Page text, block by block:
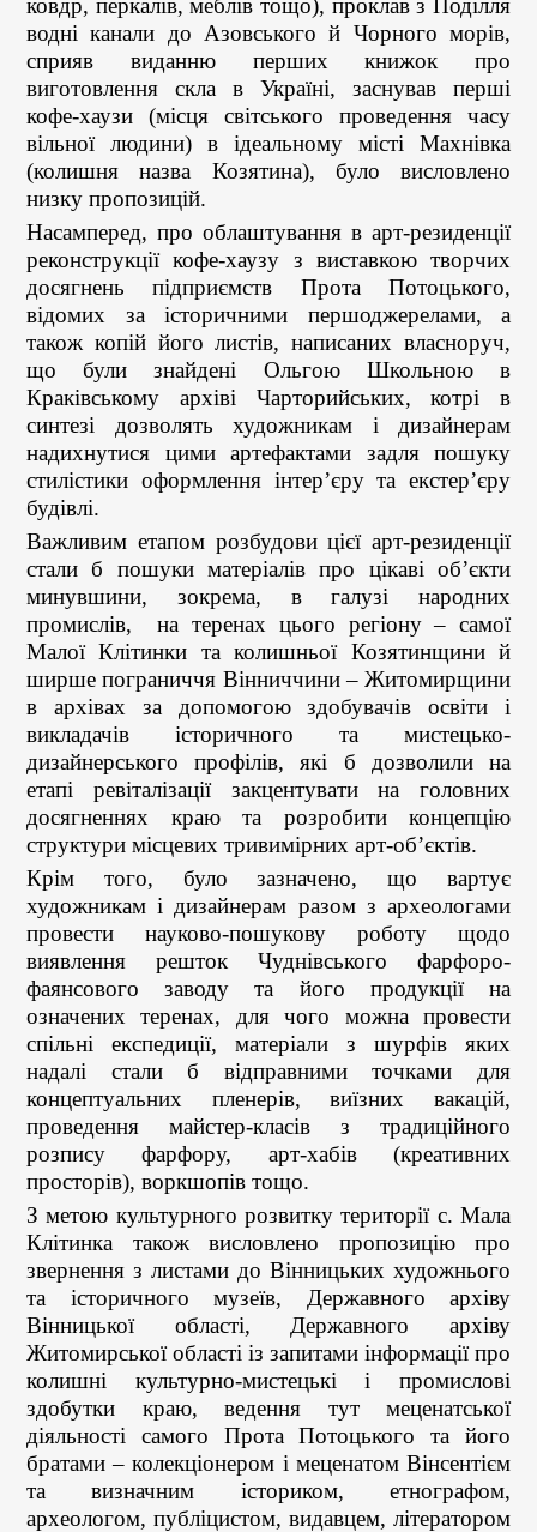
ковдр, перкалів, меблів тощо), проклав з Поділля
водні канали до Азовського й Чорного морів,
сприяв виданню перших книжок про
виготовлення скла в Україні, заснував перші
кофе-хаузи (місця світського проведення часу
вільної людини) в ідеальному місті Махнівка
(колишня назва Козятина), було висловлено
низку пропозицій.
Насамперед, про облаштування в арт-резиденції
реконструкції кофе-хаузу з виставкою творчих
досягнень підприємств Прота Потоцького,
відомих за історичними першоджерелами, а
також копій його листів, написаних власноруч,
що були знайдені Ольгою Школьною в
Краківському архіві Чарторийських, котрі в
синтезі дозволять художникам і дизайнерам
надихнутися цими артефактами задля пошуку
стилістики оформлення інтер’єру та екстер’єру
будівлі.
Важливим етапом розбудови цієї арт-резиденції
стали б пошуки матеріалів про цікаві об’єкти
минувшини, зокрема, в галузі народних
промислів, на теренах цього регіону – самої
Малої Клітинки та колишньої Козятинщини й
ширше пограниччя Вінниччини – Житомирщини
в архівах за допомогою здобувачів освіти і
викладачів історичного та мистецько-
дизайнерського профілів, які б дозволили на
етапі ревіталізації закцентувати на головних
досягненнях краю та розробити концепцію
структури місцевих тривимірних арт-об’єктів.
Крім того, було зазначено, що вартує
художникам і дизайнерам разом з археологами
провести науково-пошукову роботу щодо
виявлення решток Чуднівського фарфоро-
фаянсового заводу та його продукції на
означених теренах, для чого можна провести
спільні експедиції, матеріали з шурфів яких
надалі стали б відправними точками для
концептуальних пленерів, виїзних вакацій,
проведення майстер-класів з традиційного
розпису фарфору, арт-хабів (креативних
просторів), воркшопів тощо.
З метою культурного розвитку території с. Мала
Клітинка також висловлено пропозицію про
звернення з листами до Вінницьких художнього
та історичного музеїв, Державного архіву
Вінницької області, Державного архіву
Житомирської області із запитами інформації про
колишні культурно-мистецькі і промислові
здобутки краю, ведення тут меценатської
діяльності самого Прота Потоцького та його
братами – колекціонером і меценатом Вінсентієм
та визначним істориком, етнографом,
археологом, публіцистом, видавцем, літератором